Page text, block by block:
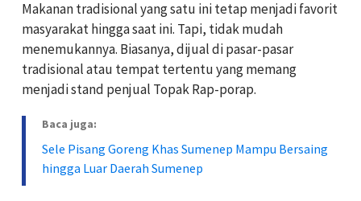
Makanan tradisional yang satu ini tetap menjadi favorit
masyarakat hingga saat ini. Tapi, tidak mudah
menemukannya. Biasanya, dijual di pasar-pasar
tradisional atau tempat tertentu yang memang
menjadi stand penjual Topak Rap-porap.
Baca juga:
Sele Pisang Goreng Khas Sumenep Mampu Bersaing
hingga Luar Daerah Sumenep